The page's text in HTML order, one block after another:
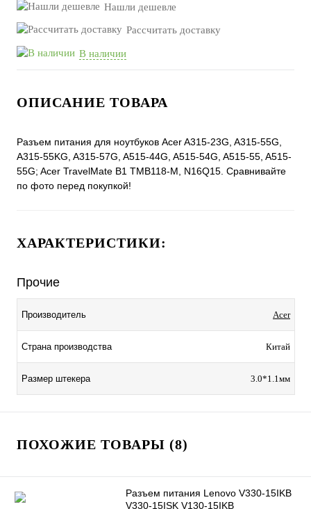
Нашли дешевле
Рассчитать доставку
В наличии
ОПИСАНИЕ ТОВАРА
Разъем питания для ноутбуков Acer A315-23G, A315-55G,
A315-55KG, A315-57G, A515-44G, A515-54G, A515-55, A515-
55G; Acer TravelMate B1 TMB118-M, N16Q15. Сравнивайте
по фото перед покупкой!
ХАРАКТЕРИСТИКИ:
Прочие
Производитель Acer
Страна производства Китай
Размер штекера 3.0*1.1мм
ПОХОЖИЕ ТОВАРЫ (8)
Разъем питания Lenovo V330-15IKB
V330-15ISK V130-15IKB